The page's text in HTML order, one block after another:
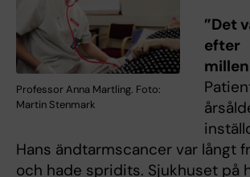
Professor Anna Martling. Foto:
Martin Stenmark
”Det
efter
Hans ändtarmscancer var långt
och hade spridits. Sjukhuset på